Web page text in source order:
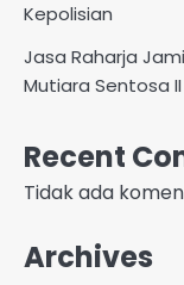
Kepolisian
Jasa Raharja
Mutiara Sentosa
Recent
Tidak ada
Archives